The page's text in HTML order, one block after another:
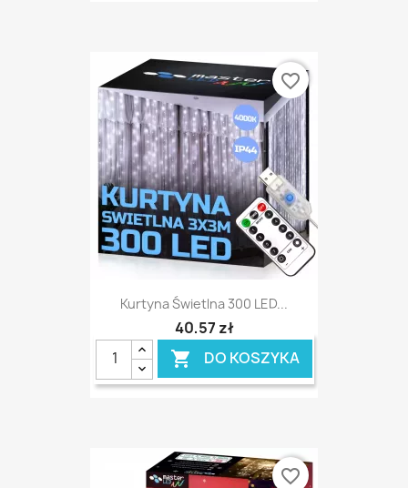
Kurtyna Świetlna 300 LED...
40,57 zł
 DO KOSZYKA
favorite_border
favorite_border